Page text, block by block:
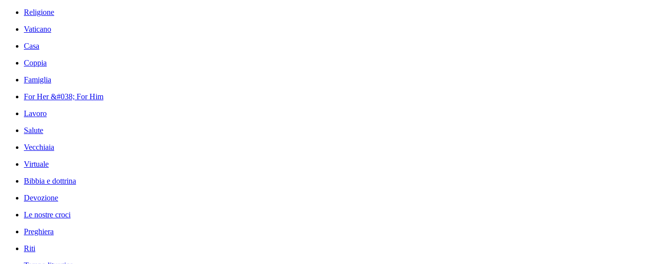
Religione
Vaticano
Casa
Coppia
Famiglia
For Her &#038; For Him
Lavoro
Salute
Vecchiaia
Virtuale
Bibbia e dottrina
Devozione
Le nostre croci
Preghiera
Riti